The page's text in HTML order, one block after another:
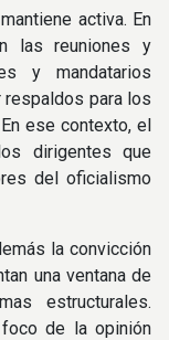
activa. En
las reuniones y
y mandatarios
para los
ese contexto, el
dirigentes que
del oficialismo
la convicción
una ventana de
estructurales.
de la opinión